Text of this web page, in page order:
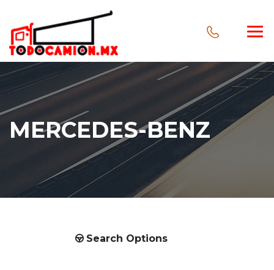
MERCEDES-BENZ
Search Options